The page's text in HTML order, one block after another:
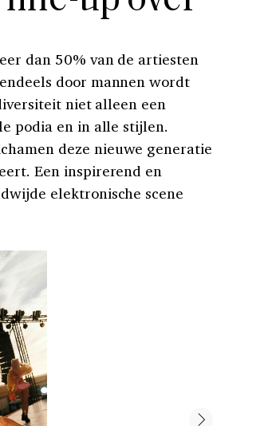
dan 50% van de artiesten
door mannen wordt
niet alleen een
podia en in alle stijlen.
deze nieuwe generatie
Een inspirerend en
elektronische scene